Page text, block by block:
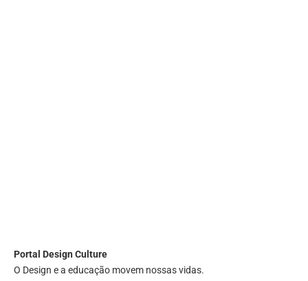
Portal Design Culture
O Design e a educação movem nossas vidas.